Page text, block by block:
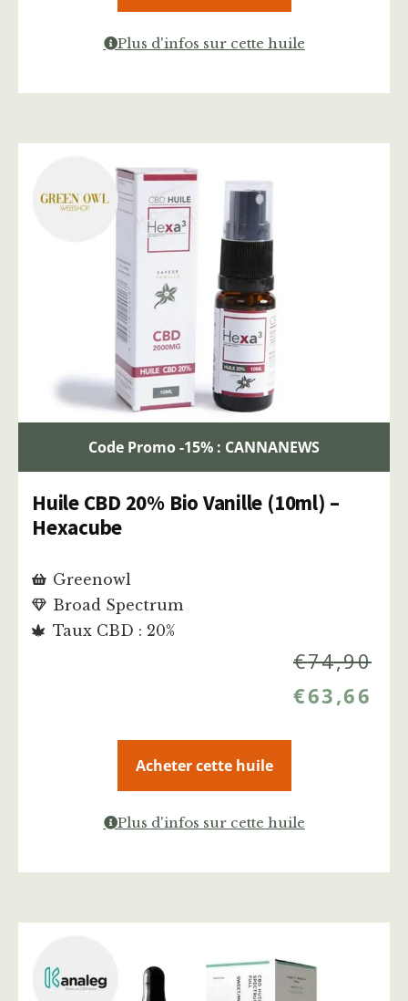
Plus d'infos sur cette huile
Code Promo -15% : CANNANEWS
Huile CBD 20% Bio Vanille (10ml) –
Hexacube
Greenowl
Broad Spectrum
Taux CBD : 20%
€74,90
€63,66
Acheter cette huile
Plus d'infos sur cette huile